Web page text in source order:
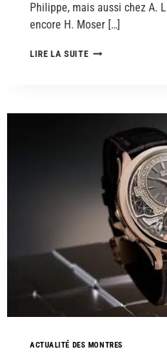
Philippe, mais aussi chez A.
encore H. Moser […]
LIRE LA SUITE
ACTUALITÉ DES MONTRES